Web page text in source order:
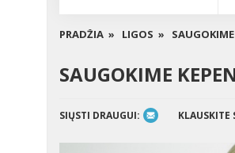
PRADŽIA » LIGOS »
SAUGOKIME
SIŲSTI DRAUGUI: KLAUSKITE